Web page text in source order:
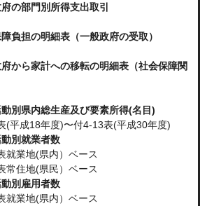
の部門別所得支出取引
負担の明細表（一般政府の受取）
から家計への移転の明細表（社会保障関
別県内総生産及び要素所得(名目)
(平成18年度)〜付4-13表(平成30年度)
別就業者数
就業地(県内）ベース
常住地(県民）ベース
別雇用者数
就業地(県内）ベース